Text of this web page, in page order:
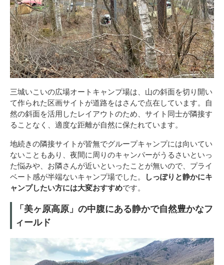
三城いこいの広場オートキャンプ場は、山の斜面を切り開い
て作られた区画サイトが道路をはさんで点在しています。自
然の斜面を活用したレイアウトのため、サイト同士が隣接す
ることなく、適度な距離が自然に保たれています。
地続きの隣接サイトが皆無でグループキャンプには向いてい
ないこともあり、夜間に周りのキャンパーがうるさいといっ
た悩みや、お隣さんが近いといったことが無いので、プライ
ベート感が半端ないキャンプ場でした。
しっぽりと静かにキ
ャンプしたい方には大変おすすめです。
「美ヶ原高原」の中腹にある静かで自然豊かなフ
ィールド